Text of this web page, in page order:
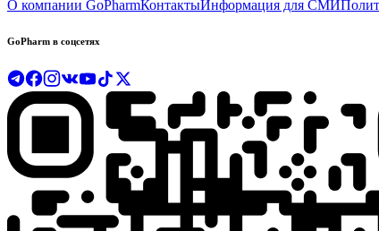
О компании GoPharmКонтактыИнформация для СМИ
GoPharm в соцсетях